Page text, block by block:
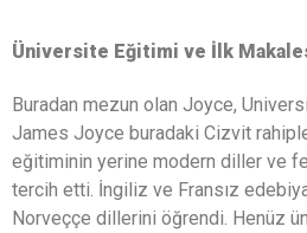
Üniversite Eğitimi ve İlk
Buradan mezun olan Joyce,
James Joyce buradaki Cizvit
eğitiminin yerine modern diller ve
tercih etti. İngiliz ve Fransız
Norveççe dillerini öğrendi. Henüz